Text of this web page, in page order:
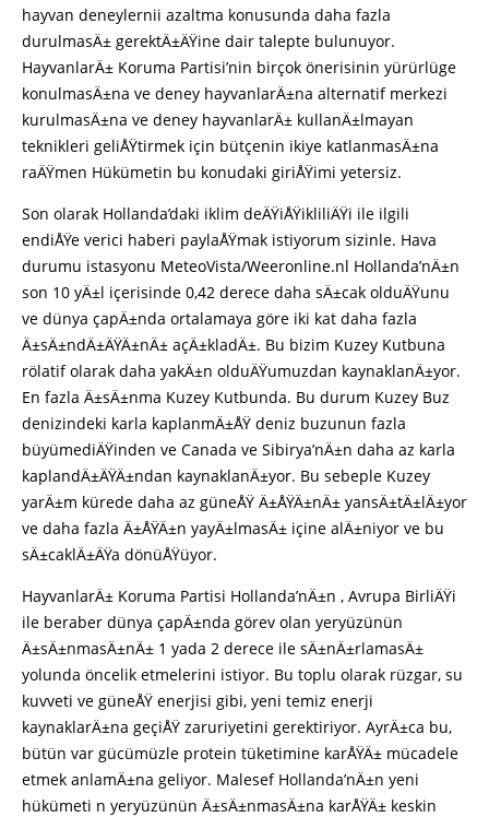
hayvan deneylernii azaltma konusunda daha fazla
durulmasÄ± gerektÄ±ÄŸine dair talepte bulunuyor.
HayvanlarÄ± Koruma Partisi’nin birçok önerisinin yürürlüge
konulmasÄ±na ve deney hayvanlarÄ±na alternatif merkezi
kurulmasÄ±na ve deney hayvanlarÄ± kullanÄ±lmayan
teknikleri geliÅŸtirmek için bütçenin ikiye katlanmasÄ±na
raÄŸmen Hükümetin bu konudaki giriÅŸimi yetersiz.
Son olarak Hollanda’daki iklim deÄŸiÅŸikliliÄŸi ile ilgili
endiÅŸe verici haberi paylaÅŸmak istiyorum sizinle. Hava
durumu istasyonu MeteoVista/Weeronline.nl Hollanda’nÄ±n
son 10 yÄ±l içerisinde 0,42 derece daha sÄ±cak olduÄŸunu
ve dünya çapÄ±nda ortalamaya göre iki kat daha fazla
Ä±sÄ±ndÄ±ÄŸÄ±nÄ± açÄ±kladÄ±. Bu bizim Kuzey Kutbuna
rölatif olarak daha yakÄ±n olduÄŸumuzdan kaynaklanÄ±yor.
En fazla Ä±sÄ±nma Kuzey Kutbunda. Bu durum Kuzey Buz
denizindeki karla kaplanmÄ±ÅŸ deniz buzunun fazla
büyümediÄŸinden ve Canada ve Sibirya’nÄ±n daha az karla
kaplandÄ±ÄŸÄ±ndan kaynaklanÄ±yor. Bu sebeple Kuzey
yarÄ±m kürede daha az güneÅŸ Ä±ÅŸÄ±nÄ± yansÄ±tÄ±lÄ±yor
ve daha fazla Ä±ÅŸÄ±n yayÄ±lmasÄ± içine alÄ±niyor ve bu
sÄ±caklÄ±ÄŸa dönüÅŸüyor.
HayvanlarÄ± Koruma Partisi Hollanda’nÄ±n , Avrupa BirliÄŸi
ile beraber dünya çapÄ±nda görev olan yeryüzünün
Ä±sÄ±nmasÄ±nÄ± 1 yada 2 derece ile sÄ±nÄ±rlamasÄ±
yolunda öncelik etmelerini istiyor. Bu toplu olarak rüzgar, su
kuvveti ve güneÅŸ enerjisi gibi, yeni temiz enerji
kaynaklarÄ±na geçiÅŸ zaruriyetini gerektiriyor. AyrÄ±ca bu,
bütün var gücümüzle protein tüketimine karÅŸÄ± mücadele
etmek anlamÄ±na geliyor. Malesef Hollanda’nÄ±n yeni
hükümeti n yeryüzünün Ä±sÄ±nmasÄ±na karÅŸÄ± keskin